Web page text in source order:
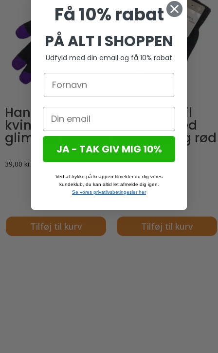
varianter.
Mulighederne
vælges
varesiden
Handsker til
kvinder med
glimmer og lilla
39,00 kr.
Tilføj til kurv
Handsker til
kvinder med
glimmer og rød
39,00kr.
Tilføj til kurv
Få 10% rabat
PÅ ALT I SHOPPEN
Udfyld med din email og få 10% rabat
JA - TAK GIV MIG 10%
Ved at trykke på knappen tilmelder du dig vores
kundeklub, du kan altid let afmelde dig igen.
Se vores privatlivsbetingesler her